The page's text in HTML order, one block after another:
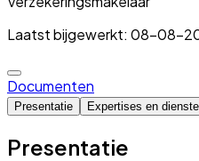
Laatst bijgewerkt: 08-08-
Documenten
Presentatie Expertises en
Presentatie